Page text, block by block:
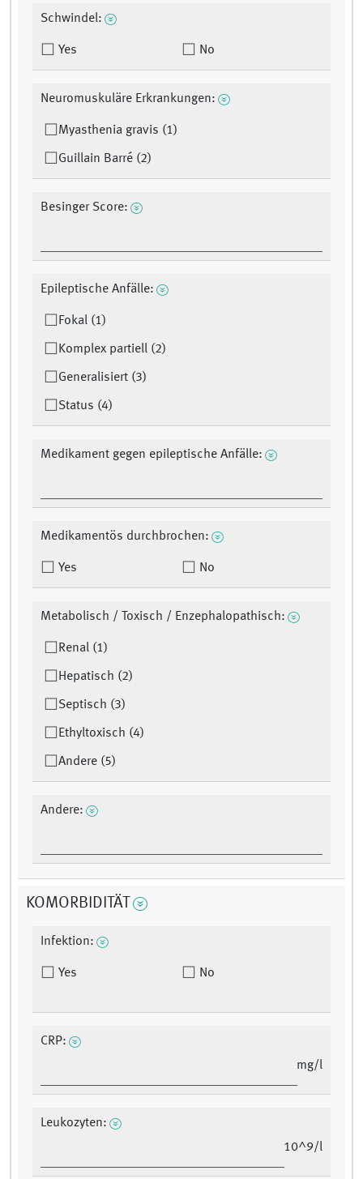
Schwindel:
Yes No
Neuromuskuläre Erkrankungen:
Myasthenia gravis (1)
Guillain Barré (2)
Besinger Score:
Epileptische Anfälle:
Fokal (1)
Komplex partiell (2)
Generalisiert (3)
Status (4)
Medikament gegen epileptische Anfälle:
Medikamentös durchbrochen:
Yes No
Metabolisch / Toxisch / Enzephalopathisch:
Renal (1)
Hepatisch (2)
Septisch (3)
Ethyltoxisch (4)
Andere (5)
Andere:
KOMORBIDITÄT
Infektion:
Yes No
CRP:
mg/l
Leukozyten:
10^9/l